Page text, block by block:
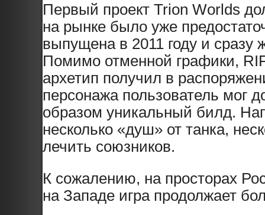
Первый проект Trion Worlds
на рынке было уже
выпущена в 2011 году и сразу
Помимо отменной графики,
архетип получил в
персонажа пользователь мог
образом уникальный билд.
несколько «душ» от танка,
лечить союзников.
К сожалению, на просторах
на Западе игра продолжает